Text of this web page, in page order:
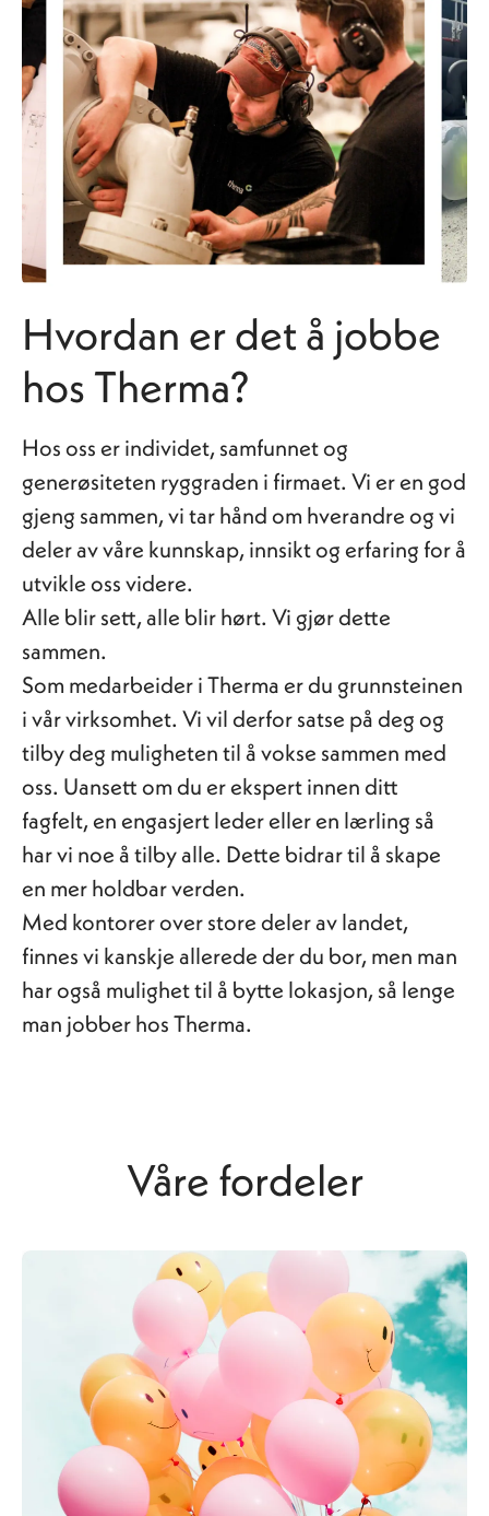
Hvordan er det å jobbe
hos Therma?
Hos oss er individet, samfunnet og
generøsiteten ryggraden i firmaet. Vi er en god
gjeng sammen, vi tar hånd om hverandre og vi
deler av våre kunnskap, innsikt og erfaring for å
utvikle oss videre.
Alle blir sett, alle blir hørt. Vi gjør dette
sammen.
Som medarbeider i Therma er du grunnsteinen
i vår virksomhet. Vi vil derfor satse på deg og
tilby deg muligheten til å vokse sammen med
oss. Uansett om du er ekspert innen ditt
fagfelt, en engasjert leder eller en lærling så
har vi noe å tilby alle. Dette bidrar til å skape
en mer holdbar verden.
Med kontorer over store deler av landet,
finnes vi kanskje allerede der du bor, men man
har også mulighet til å bytte lokasjon, så lenge
man jobber hos Therma.
Våre fordeler